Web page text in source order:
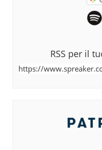
RSS per il
https://